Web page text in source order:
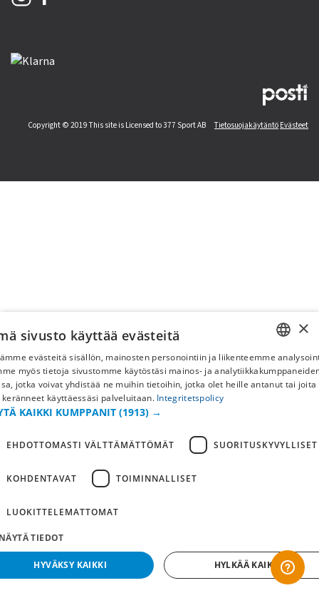
Copyright © 2019 This site is Licensed to 377 Sport AB Tietosuojakäytäntö Evästeet
FI
×
sivusto käyttää evästeitä
evästeitä sisällön, mainosten personointiin ja liikenteemme
myös tietoja sivustomme käytöstäsi mainos- ja
jotka voivat yhdistää ne muihin tietoihin, jotka olet heille antanut tai joita
keränneet käyttäessäsi palveluitaan. Integritetspolicy
KAIKKI KUMPPANIT (1913) →
EHDOTTOMASTI VÄLTTÄMÄTTÖMÄT SUORITUSKYVYLLISET
KOHDENTAVAT TOIMINNALLISET
LUOKITTELEMATTOMAT
TIEDOT
HYVÄKSY KAIKKI HYLKÄÄ KAIKKI